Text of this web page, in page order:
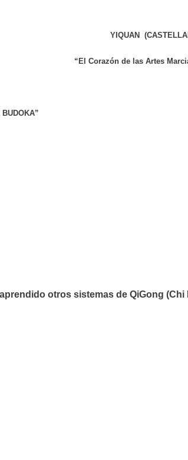
YIQUAN
“El Corazón de las Artes
otros sistemas de QiGong (Chi